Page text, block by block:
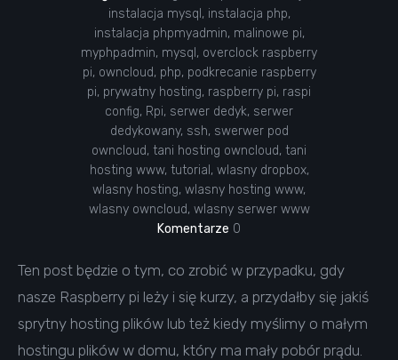
instalacja mysql , instalacja php,
instalacja phpmyadmin, malinowe pi,
myphpadmin, mysql , overclock raspberry
pi, owncloud, php, podkrecanie raspberry
pi, prywatny hosting, raspberry pi, raspi
config, Rpi, serwer dedyk, serwer
dedykowany, ssh, swerwer pod
owncloud, tani hosting owncloud, tani
hosting www, tutorial , wlasny dropbox,
wlasny hosting, wlasny hosting www,
wlasny owncloud, wlasny serwer www
Komentarze 0
Ten post będzie o tym, co zrobić w przypadku, gdy
nasze Raspberry pi leży i się kurzy, a przydałby się jakiś
sprytny hosting plików lub też kiedy myślimy o małym
hostingu plików w domu, który ma mały pobór prądu.